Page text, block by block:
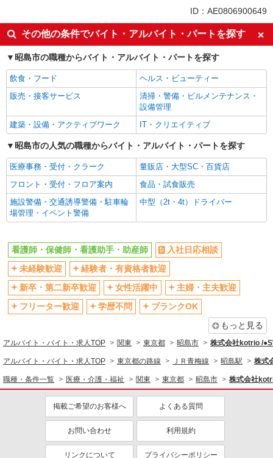
入社日応相談
未経験歓迎
経験者・有資格者歓迎
新卒・第二新卒歓迎
女性活躍中
主婦・主夫歓迎
フリーター歓迎
学歴不問
ブランクOK
ミドル（40代～）活躍中
エルダー（50代～）活躍中
シニア（60代～）活躍中
高収入・高額
ボーナス・賞与あり
昇給あり
完全週休2日制
フルタイム歓迎
禁煙・分煙
駅直結・駅チカ
車通勤OK
バイク通勤OK
自転車通勤OK
残業少なめ（月20h未満）
交通費支給
社会保険あり
産休・育休取得実績あり
退職金・財形貯蓄制度あり
各種手当（家族・役職・インセン
ティブなど）あり
制服貸与
研修制度あり
資格取得支援制度あり
医療・介護・福祉
看護師・保健師・看護助手・助産師
同じ特徴から求人を探す
ミドル（40代～）活躍中
ボーナス・賞与あり
車通勤OK
交通費支給
社会保険あり
ID：AE0806900649
その他の条件でバイト・アルバイト・パートを探す
昭島市の職種からバイト・アルバイト・パートを探す
飲食・フード
ヘルス・ビューティー
販売・接客サービス
清掃・警備・ビルメンテナンス・
設備管理
建築・設備・アクティブワーク
IT・クリエイティブ
昭島市の人気の職種からバイト・アルバイト・パートを探す
医療事務・受付・クラーク
量販店・大型SC・百貨店
フロント・受付・フロア案内
食品・試食販売
施設警備・交通誘導警備・駐車輪
場管理・イベント警備
中型（2t・4t）ドライバー
看護師・保健師・看護助手・助産師
入社日応相談
未経験歓迎
経験者・有資格者歓迎
新卒・第二新卒歓迎
女性活躍中
主婦・主夫歓迎
フリーター歓迎
学歴不問
ブランクOK
もっと見る
アルバイト・バイト・求人TOP 関東 東京都 昭島市 株式会社kotrio /
アルバイト・バイト・求人TOP 東京都の路線 ＪＲ青梅線 昭島駅 株式
職種・条件一覧 医療・介護・福祉 関東 東京都 昭島市 株式会社
掲載ご希望のお客様へ よくある質問
お問い合わせ 利用規約
リンクについて プライバシーポリシー